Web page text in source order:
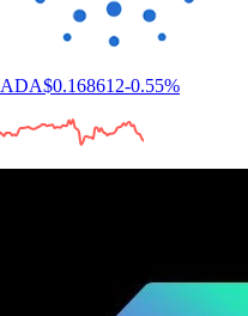
ADA$0.168612-0.55%